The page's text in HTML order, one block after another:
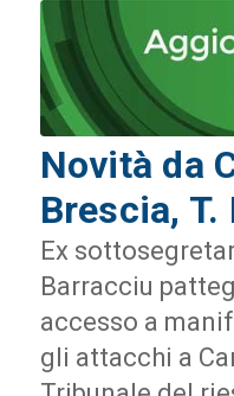
Novità da
Brescia, T.
Ex
Barracciu
accesso a
gli attacchi a